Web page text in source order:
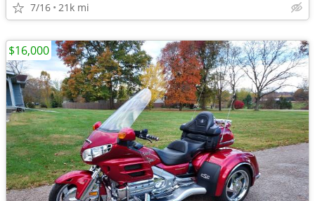
7/16 21k mi
$16,000